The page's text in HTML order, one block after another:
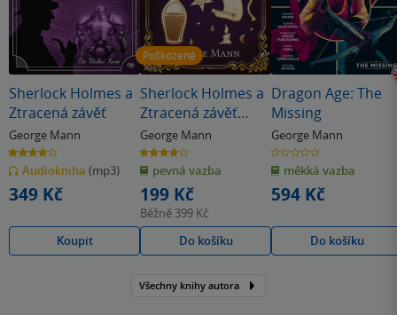
Sherlock Holmes a
Ztracená závěť
George Mann
4.0
z
5
hvězdiček
Audiokniha (mp3)
349 Kč
Koupit
Poškozené
Sherlock Holmes a
Ztracená závěť
(poškozená)
George Mann
4.0
z
5
hvězdiček
pevná vazba
199 Kč
Běžně 399 Kč
Do košíku
Dragon Age: The
Missing
George Mann
0.0
z
5
hvězdiček
měkká vazba
594 Kč
Do košíku
Všechny knihy autora